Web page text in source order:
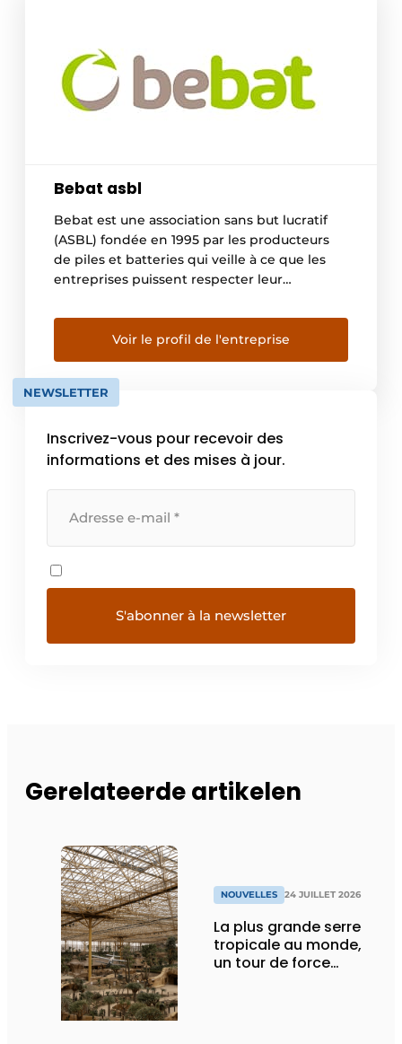
Bebat asbl
Bebat est une association sans but lucratif
(ASBL) fondée en 1995 par les producteurs
de piles et batteries qui veille à ce que les
entreprises puissent respecter leur
une nouvelle vie aux piles et batteries
usagées et figure parmi les premières
entreprises de collecte de piles et batteries
au […]
Voir le profil de l'entreprise
NEWSLETTER
Inscrivez-vous pour recevoir des
informations et des mises à jour.
Gerelateerde artikelen
NOUVELLES 24 JUILLET 2026
La plus grande serre
tropicale au monde,
un tour de force